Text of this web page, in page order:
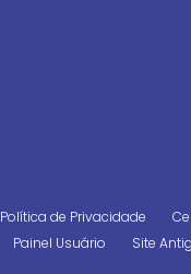
Política de Privacidade
Painel Usuário
Site